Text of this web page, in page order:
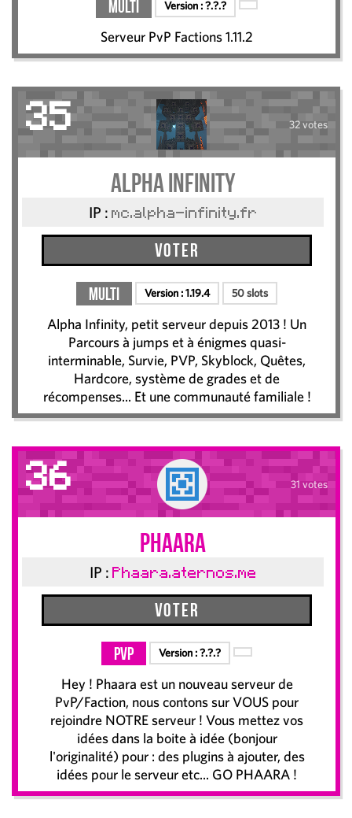
Multi Version :?.?.?
Serveur PvP Factions 1.11.2
35 32 votes
Alpha Infinity
IP : mc.alpha-infinity.fr
Voter
Multi Version :1.19.4 50 slots
Alpha Infinity, petit serveur depuis 2013 ! Un
Parcours à jumps et à énigmes quasi-
interminable, Survie, PVP, Skyblock, Quêtes,
Hardcore, système de grades et de
récompenses... Et une communauté familiale !
36 31 votes
Phaara
IP : Phaara.aternos.me
Voter
PvP Version :?.?.?
Hey ! Phaara est un nouveau serveur de
PvP/Faction, nous contons sur VOUS pour
rejoindre NOTRE serveur ! Vous mettez vos
idées dans la boite à idée (bonjour
l'originalité) pour : des plugins à ajouter, des
idées pour le serveur etc... GO PHAARA !